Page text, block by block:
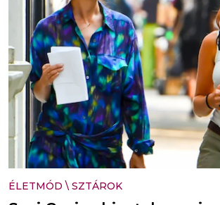
ÉLETMÓD \ SZTÁROK